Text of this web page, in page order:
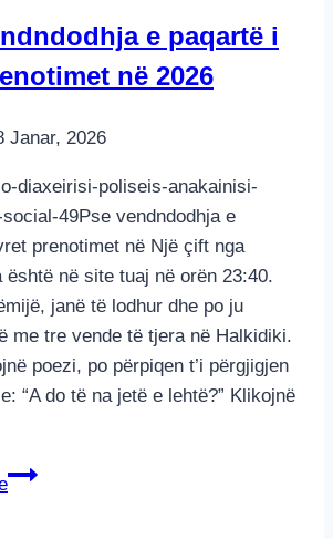
e paqartë i
në 2026
Janar, 2026
diaxeirisi-poliseis-anakainisi-
49Pse vendndodhja e
prenotimet në Një çift nga
është në site tuaj në orën 23:40.
janë të lodhur dhe po ju
me tre vende të tjera në Halkidiki.
poezi, po përpiqen t’i përgjigjen
“A do të na jetë e lehtë?” Klikojnë
Pse